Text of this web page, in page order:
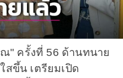
" ครั้งที่ 56 ด้านทนาย
สขึ้น เตรียมเปิด